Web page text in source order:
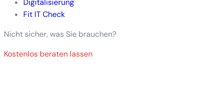
Digitalisierung
Fit IT Check
Nicht sicher, was Sie brauchen?
Kostenlos beraten lassen